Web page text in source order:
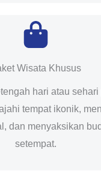
Wisata Khusus
hari atau sehari
tempat ikonik,
dan menyaksikan
setempat.